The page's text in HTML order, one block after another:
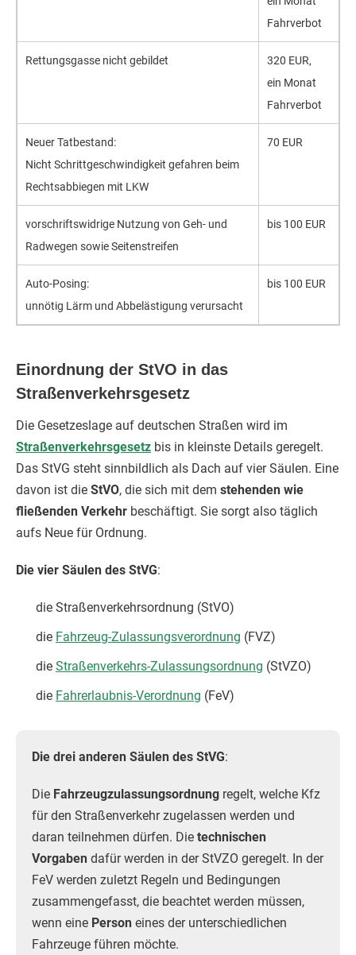
Fahr­verbot
Rettungs­gasse nicht ge­bildet
320 EUR,
ein Monat
Fahr­verbot
Neuer Tat­bestand:
Nicht Schritt­geschwind­igkeit ge­fahren beim
Rechts­abbiegen mit LKW
70 EUR
vor­schrifts­widrige Nutz­ung von Geh- und
Rad­wegen sowie Seiten­streifen
bis 100 EUR
Auto-Posing:
un­nötig Lärm und Ab­belästig­ung ver­ursacht
bis 100 EUR
Einordnung der StVO in das
Straßenverkehrsgesetz
Die Gesetzeslage auf deutschen Straßen wird im
Straßenverkehrsgesetz bis in kleinste Details geregelt.
Das StVG steht sinnbildlich als Dach auf vier Säulen. Eine
davon ist die StVO, die sich mit dem stehenden wie
fließenden Verkehr beschäftigt. Sie sorgt also täglich
aufs Neue für Ordnung.
Die vier Säulen des StVG:
die Straßenverkehrsordnung (StVO)
die Fahrzeug-Zulassungsverordnung (FVZ)
die Straßenverkehrs-Zulassungsordnung (StVZO)
die Fahrerlaubnis-Verordnung (FeV)
Die drei anderen Säulen des StVG:
Die Fahrzeugzulassungsordnung regelt, welche Kfz
für den Straßenverkehr zugelassen werden und
daran teilnehmen dürfen. Die technischen
Vorgaben dafür werden in der StVZO geregelt. In der
FeV werden zuletzt Regeln und Bedingungen
zusammengefasst, die beachtet werden müssen,
wenn eine Person eines der unterschiedlichen
Fahrzeuge führen möchte.